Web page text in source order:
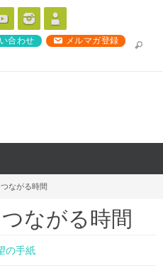
合わせ メルマガ登録
ながる時間
ながる時間
の手紙